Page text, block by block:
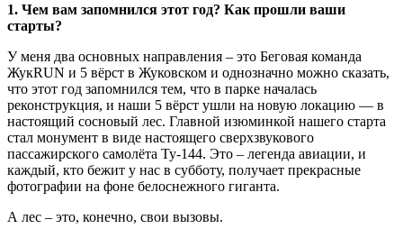
1. Чем вам запомнился этот год? Как прошли ваши
старты?
У меня два основных направления – это Беговая команда
ЖукRUN и 5 вёрст в Жуковском и однозначно можно сказать,
что этот год запомнился тем, что в парке началась
реконструкция, и наши 5 вёрст ушли на новую локацию — в
настоящий сосновый лес. Главной изюминкой нашего старта
стал монумент в виде настоящего сверхзвукового
пассажирского самолёта Ту-144. Это – легенда авиации, и
каждый, кто бежит у нас в субботу, получает прекрасные
фотографии на фоне белоснежного гиганта.
А лес – это, конечно, свои вызовы.